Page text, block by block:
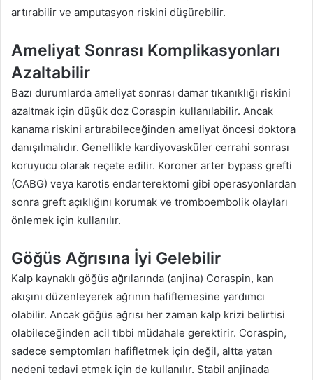
artırabilir ve amputasyon riskini düşürebilir.
Ameliyat Sonrası Komplikasyonları
Azaltabilir
Bazı durumlarda ameliyat sonrası damar tıkanıklığı riskini
azaltmak için düşük doz Coraspin kullanılabilir. Ancak
kanama riskini artırabileceğinden ameliyat öncesi doktora
danışılmalıdır. Genellikle kardiyovasküler cerrahi sonrası
koruyucu olarak reçete edilir. Koroner arter bypass grefti
(CABG) veya karotis endarterektomi gibi operasyonlardan
sonra greft açıklığını korumak ve tromboembolik olayları
önlemek için kullanılır.
Göğüs Ağrısına İyi Gelebilir
Kalp kaynaklı göğüs ağrılarında (anjina) Coraspin, kan
akışını düzenleyerek ağrının hafiflemesine yardımcı
olabilir. Ancak göğüs ağrısı her zaman kalp krizi belirtisi
olabileceğinden acil tıbbi müdahale gerektirir. Coraspin,
sadece semptomları hafifletmek için değil, altta yatan
nedeni tedavi etmek için de kullanılır. Stabil anjinada